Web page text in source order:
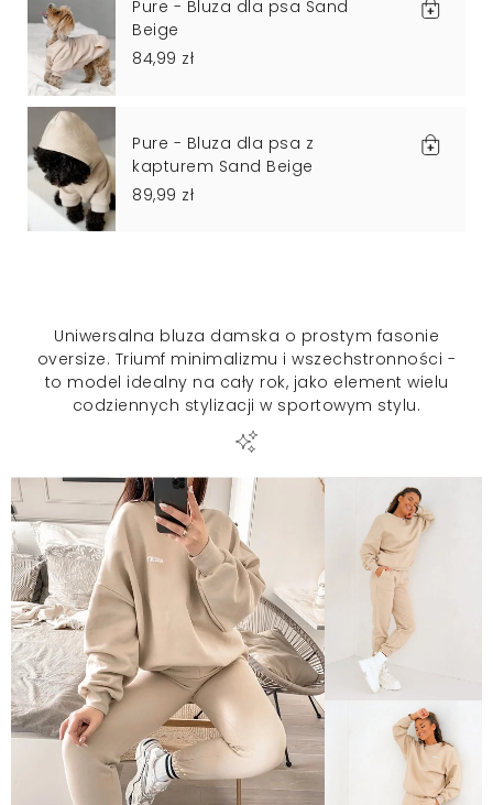
Pure - Bluza dla psa Sand
Beige
84,99 zł
Pure - Bluza dla psa z
kapturem Sand Beige
89,99 zł
Uniwersalna bluza damska o prostym fasonie
oversize. Triumf minimalizmu i wszechstronności -
to model idealny na cały rok, jako element wielu
codziennych stylizacji w sportowym stylu.